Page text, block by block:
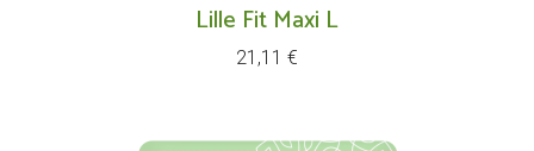
Lille Fit Maxi L
Prix
21,11 €